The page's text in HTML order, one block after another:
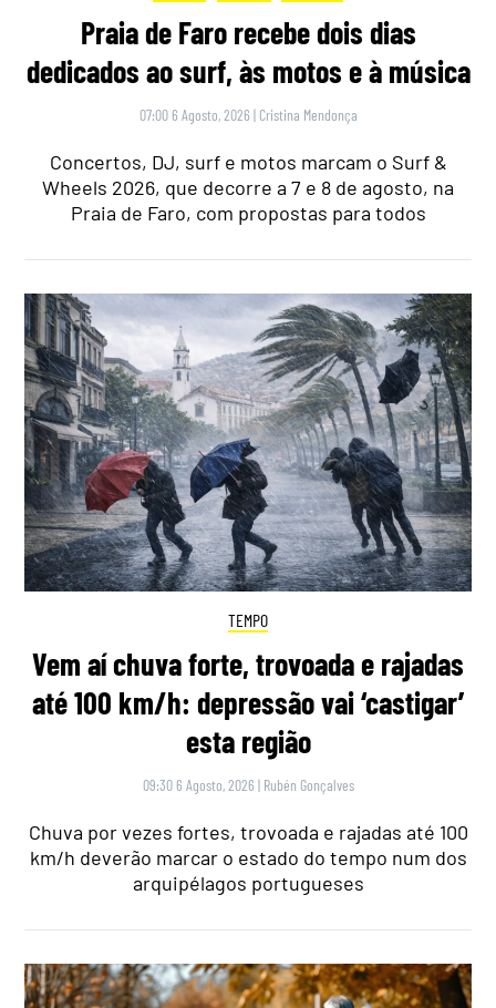
Praia de Faro recebe dois dias
dedicados ao surf, às motos e à música
07:00 6 Agosto, 2026 | Cristina Mendonça
Concertos, DJ, surf e motos marcam o Surf &
Wheels 2026, que decorre a 7 e 8 de agosto, na
Praia de Faro, com propostas para todos
TEMPO
Vem aí chuva forte, trovoada e rajadas
até 100 km/h: depressão vai ‘castigar’
esta região
09:30 6 Agosto, 2026 | Rubén Gonçalves
Chuva por vezes fortes, trovoada e rajadas até 100
km/h deverão marcar o estado do tempo num dos
arquipélagos portugueses